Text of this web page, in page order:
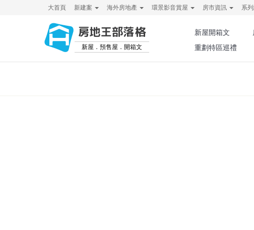
大首頁 新建案 海外房地產 環景影音賞屋 房市資訊 系
房地王部落格
新屋．預售屋．開箱文
新屋開箱文
重劃特區巡禮